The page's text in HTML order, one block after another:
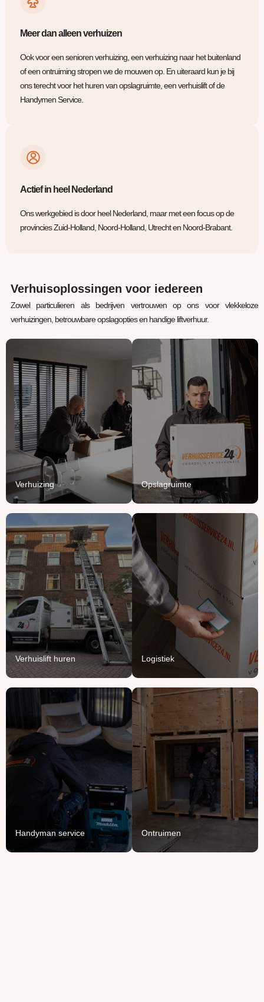
Meer dan alleen verhuizen
Ook voor een senioren verhuizing, een verhuizing naar het buitenland
of een ontruiming stropen we de mouwen op. En uiteraard kun je bij
ons terecht voor het huren van opslagruimte, een verhuislift of de
Handymen Service.
Actief in heel Nederland
Ons werkgebied is door heel Nederland, maar met een focus op de
provincies Zuid-Holland, Noord-Holland, Utrecht en Noord-Brabant.
Verhuisoplossingen voor iedereen
Zowel particulieren als bedrijven vertrouwen op ons voor vlekkeloze
verhuizingen, betrouwbare opslagopties en handige liftverhuur.
Verhuizing
Verhuizing
Uw inboedel van A naar
B verhuizen? Wij regelen
het van A tot Z.
Lees Meer
Opslagruimte
Opslagruimte
Jouw spullen staan bij
ons veilig, verwarmd en
beschermd.
Lees Meer
Verhuislift huren
Verhuislift
huren
Breng je verhuizing naar
grote hoogte met onze
verhuisliften.
Lees Meer
Logistiek
Logistiek
We vullen onze vrachten
aan met jouw meubels en
producten.
Handyman service
Handyman
service
Voor het ophangen,
monteren en demonteren
van je spullen.
Lees Meer
Ontruimen
Ontruimen
Opruimen of ontruimen:
van knusse flat tot groot
bedrijfspand.
Lees Meer